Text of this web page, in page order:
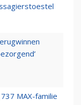
MAX-familie